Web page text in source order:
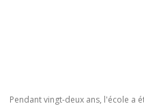
Pendant vingt-deux ans, l'école a